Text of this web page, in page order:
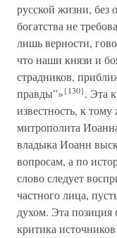
русской жизни, без
богатства не
лишь верности,
что наши князи и
страдников,
правды”»{130}. Эта
известность, к
митрополита
владыка Иоанн
вопросам, а по
слово следует
частного лица,
духом. Эта позиция
критика